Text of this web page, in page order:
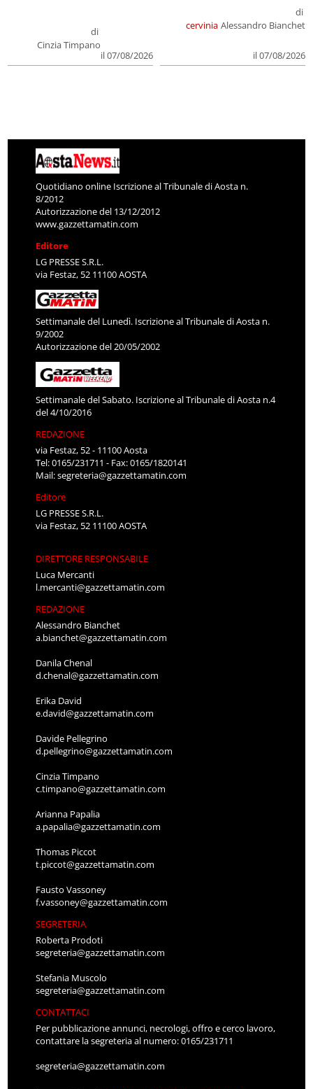
di
Cinzia Timpano
il 07/08/2026
cervinia
di
Alessandro Bianchet
il 07/08/2026
Quotidiano online Iscrizione al Tribunale di Aosta n.
8/2012
Autorizzazione del 13/12/2012
www.gazzettamatin.com
Editore
LG PRESSE S.R.L.
via Festaz, 52 11100 AOSTA
Settimanale del Lunedì. Iscrizione al Tribunale di Aosta n.
9/2002
Autorizzazione del 20/05/2002
Settimanale del Sabato. Iscrizione al Tribunale di Aosta n.4
del 4/10/2016
REDAZIONE
via Festaz, 52 - 11100 Aosta
Tel: 0165/231711 - Fax: 0165/1820141
Mail:segreteria@gazzettamatin.com
Editore
LG PRESSE S.R.L.
via Festaz, 52 11100 AOSTA
DIRETTORE RESPONSABILE
Luca Mercanti
l.mercanti@gazzettamatin.com
REDAZIONE
Alessandro Bianchet
a.bianchet@gazzettamatin.com
Danila Chenal
d.chenal@gazzettamatin.com
Erika David
e.david@gazzettamatin.com
Davide Pellegrino
d.pellegrino@gazzettamatin.com
Cinzia Timpano
c.timpano@gazzettamatin.com
Arianna Papalia
a.papalia@gazzettamatin.com
Thomas Piccot
t.piccot@gazzettamatin.com
Fausto Vassoney
f.vassoney@gazzettamatin.com
SEGRETERIA
Roberta Prodoti
segreteria@gazzettamatin.com
Stefania Muscolo
segreteria@gazzettamatin.com
CONTATTACI
Per pubblicazione annunci, necrologi, offro e cerco lavoro,
contattare la segreteria al numero: 0165/231711
segreteria@gazzettamatin.com